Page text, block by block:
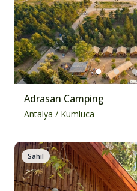
Adrasan Camping
Antalya / Kumluca
Sahil